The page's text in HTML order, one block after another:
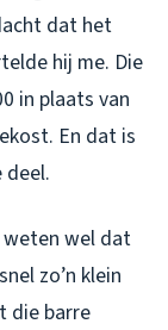
dat het
hij me. Die
in plaats van
En dat is
weten wel dat
zo’n klein
die barre